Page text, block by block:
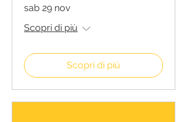
sab 29 nov
Scopri di più
Scopri di più